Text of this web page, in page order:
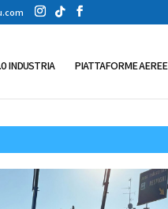
INDUSTRIA PIATTAFORME AEREE